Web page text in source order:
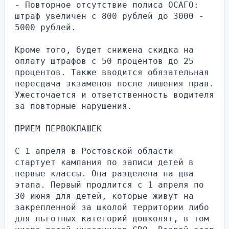
- Повторное отсутствие полиса ОСАГО:
штраф увеличен с 800 рублей до 3000 -
5000 рублей.
Кроме того, будет снижена скидка на
оплату штрафов с 50 процентов до 25
процентов. Также вводится обязательная
пересдача экзаменов после лишения прав.
Ужесточается и ответственность водителя
за повторные нарушения.
ПРИЕМ ПЕРВОКЛАШЕК
С 1 апреля в Ростовской области
стартует кампания по записи детей в
первые классы. Она разделена на два
этапа. Первый продлится с 1 апреля по
30 июня для детей, которые живут на
закрепленной за школой территории либо
для льготных категорий дошколят, в том